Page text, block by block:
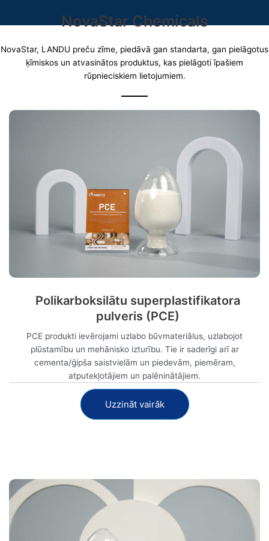
NovaStar Chemicals
NovaStar, LANDU preču zīme, piedāvā gan standarta, gan pielāgotus
ķīmiskos un atvasinātos produktus, kas pielāgoti īpašiem
rūpnieciskiem lietojumiem.
Polikarboksilātu superplastifikatora
pulveris (PCE)
PCE produkti ievērojami uzlabo būvmateriālus, uzlabojot
plūstamību un mehānisko izturību. Tie ir saderīgi arī ar
cementa/ģipša saistvielām un piedevām, piemēram,
atputekļotājiem un palēninātājiem.
Uzzināt vairāk